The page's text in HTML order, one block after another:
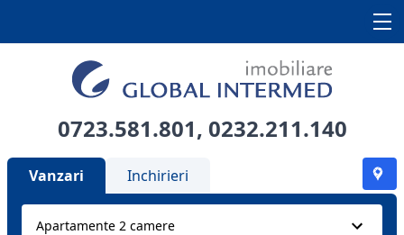
0723.581.801, 0232.211.140
Vanzari Inchirieri
Apartamente 2 camere